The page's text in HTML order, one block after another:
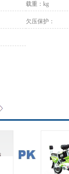
载重： kg
欠压保护：